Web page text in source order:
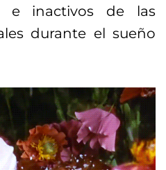
e inactivos de las
durante el sueño